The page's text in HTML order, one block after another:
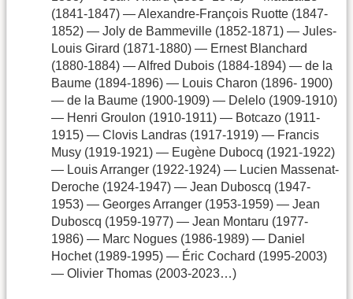
(1841-1847) — Alexandre-François Ruotte (1847-
1852) — Joly de Bammeville (1852-1871) — Jules-
Louis Girard (1871-1880) — Ernest Blanchard
(1880-1884) — Alfred Dubois (1884-1894) — de la
Baume (1894-1896) — Louis Charon (1896- 1900)
— de la Baume (1900-1909) — Delelo (1909-1910)
— Henri Groulon (1910-1911) — Botcazo (1911-
1915) — Clovis Landras (1917-1919) — Francis
Musy (1919-1921) — Eugène Dubocq (1921-1922)
— Louis Arranger (1922-1924) — Lucien Massenat-
Deroche (1924-1947) — Jean Duboscq (1947-
1953) — Georges Arranger (1953-1959) — Jean
Duboscq (1959-1977) — Jean Montaru (1977-
1986) — Marc Nogues (1986-1989) — Daniel
Hochet (1989-1995) — Éric Cochard (1995-2003)
— Olivier Thomas (2003-2023…)